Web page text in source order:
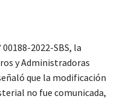
2022-SBS, la
y Administradoras
que la modificación
no fue comunicada,